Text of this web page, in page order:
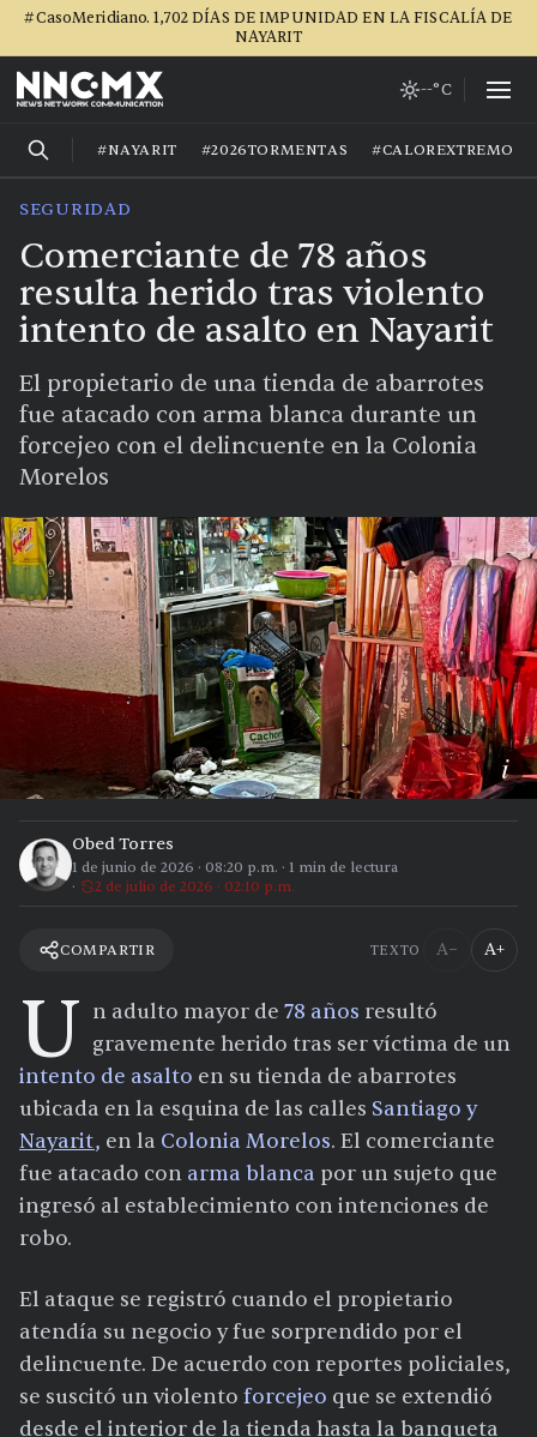
#CasoMeridiano. 1,702 DÍAS DE IMPUNIDAD EN LA FISCALÍA DE
NAYARIT
--°C
#NAYARIT #2026TORMENTAS #CALOREXTREMO
SEGURIDAD
Comerciante de 78 años
resulta herido tras violento
intento de asalto en Nayarit
El propietario de una tienda de abarrotes
fue atacado con arma blanca durante un
forcejeo con el delincuente en la Colonia
Morelos
i
Obed Torres
1 de junio de 2026 · 08:20 p.m. · 1 min de lectura
2 de julio de 2026 · 02:10 p.m.
COMPARTIR TEXTO A− A+
U n adulto mayor de 78 años resultó
gravemente herido tras ser víctima de un
intento de asalto en su tienda de abarrotes
ubicada en la esquina de las calles Santiago y
Nayarit, en la Colonia Morelos. El comerciante
fue atacado con arma blanca por un sujeto que
ingresó al establecimiento con intenciones de
robo.
El ataque se registró cuando el propietario
atendía su negocio y fue sorprendido por el
delincuente. De acuerdo con reportes policiales,
se suscitó un violento forcejeo que se extendió
desde el interior de la tienda hasta la banqueta